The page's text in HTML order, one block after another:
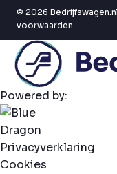
© 2026
voorwaarden
Powered by:
Privacyverklaring
Cookies